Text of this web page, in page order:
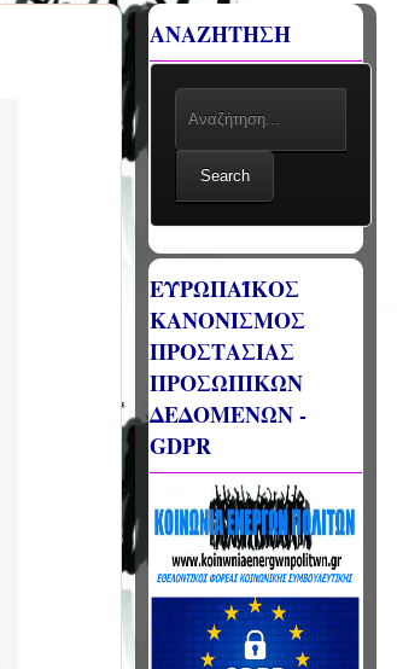
ΑΝΑΖΗΤΗΣΗ
Search
ΕΥΡΩΠΑΪΚΟΣ
ΚΑΝΟΝΙΣΜΟΣ
ΠΡΟΣΤΑΣΙΑΣ
ΠΡΟΣΩΠΙΚΩΝ
ΔΕΔΟΜΕΝΩΝ -
GDPR